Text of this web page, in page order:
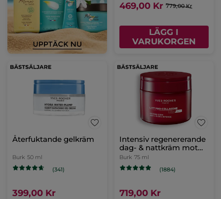
469,00 Kr 779,00 Kr
LÄGG I
VARUKORGEN
Återfuktande gelkräm
Burk 50 ml
(341)
399,00 Kr
Intensiv regenererande
dag- & nattkräm mot
rynkor
Burk 75 ml
(1884)
719,00 Kr